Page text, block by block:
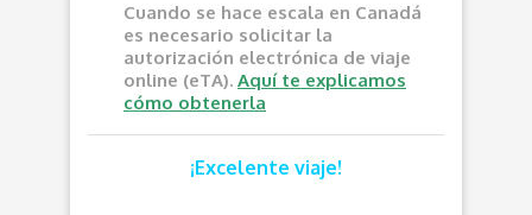
Cuando se hace escala en Canadá
es necesario solicitar la
autorización electrónica de viaje
online (eTA). Aquí te explicamos
cómo obtenerla
¡Excelente viaje!